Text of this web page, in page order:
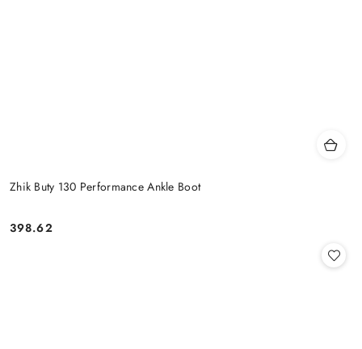
Zhik Buty 130 Performance Ankle Boot
Cena:
398.62